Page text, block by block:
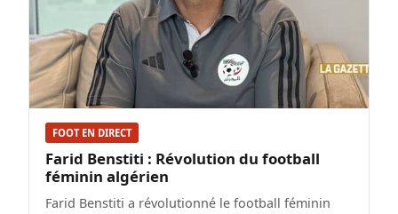
FOOT EN DIRECT
Farid Benstiti : Révolution du football
féminin algérien
Farid Benstiti a révolutionné le football féminin